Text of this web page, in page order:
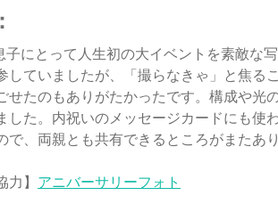
子にとって人生初の大イベントを素敵な
していましたが、「撮らなきゃ」と焦る
せたのもありがたかったです。構成や光
した。内祝いのメッセージカードにも使
で、両親とも共有できるところがまたあ
力】 アニバーサリーフォト